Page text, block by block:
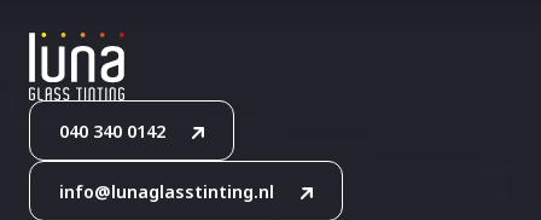
040 340 0142
info@lunaglasstinting.nl